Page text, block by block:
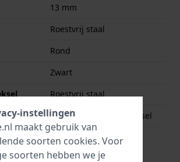
13 mm
Roestvrij staal
Rond
Zwart
Roestvrij staal
Geschroefde achterdeksel
Dubbel ontspiegeld
saffierglas
instellingen
maakt gebruik van
soorten cookies. Voor
soorten hebben we je